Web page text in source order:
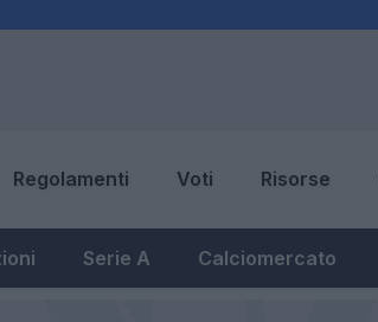
Regolamenti Voti Risorse
Serie A Calciomercato